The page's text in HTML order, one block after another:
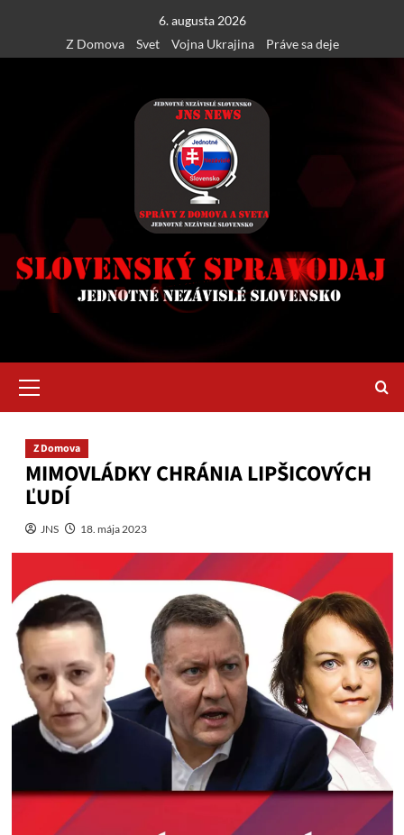
content
6. augusta 2026
Z Domova
Svet Vojna Ukrajina Práve sa deje
Menu
Z Domova
MIMOVLÁDKY CHRÁNIA LIPŠICOVÝCH
ĽUDÍ
JNS 18. mája 2023